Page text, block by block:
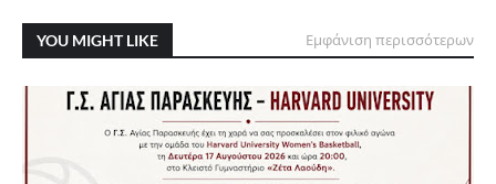
YOU MIGHT LIKE Εμφάνιση περισσότερων